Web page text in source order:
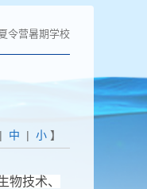
令营暑期学校
中 | 小】
物技术、